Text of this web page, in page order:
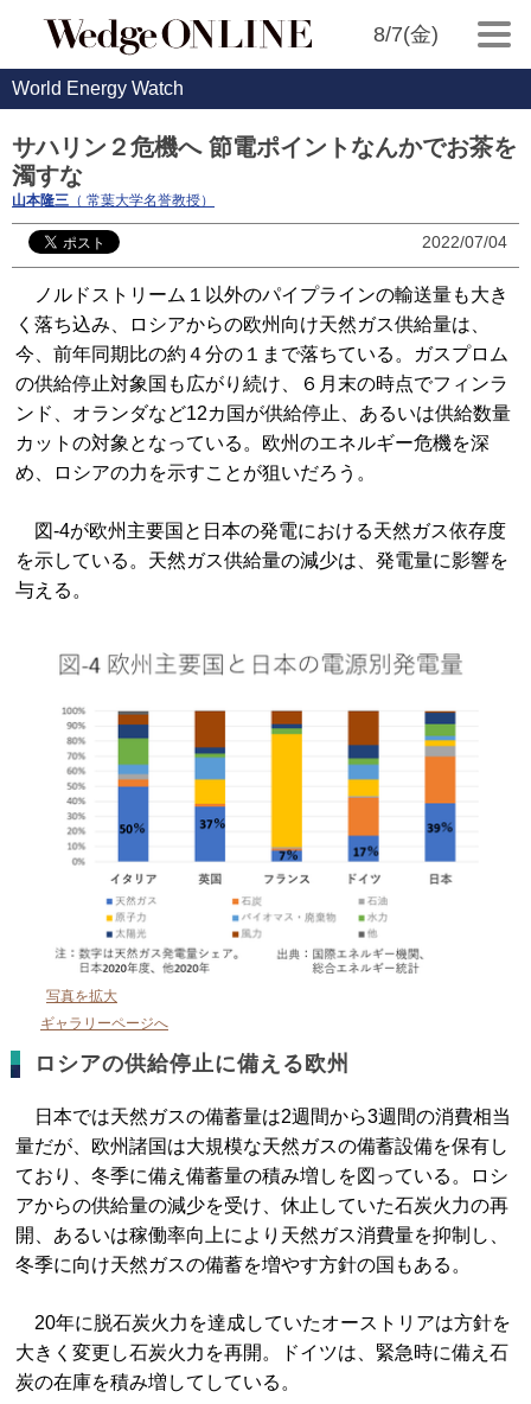
8/7(金)
World Energy Watch
サハリン２危機へ 節電ポイントなんかでお茶を
濁すな
山本隆三 （ 常葉大学名誉教授）
2022/07/04
ノルドストリーム１以外のパイプラインの輸送量も大き
く落ち込み、ロシアからの欧州向け天然ガス供給量は、
今、前年同期比の約４分の１まで落ちている。ガスプロム
の供給停止対象国も広がり続け、６月末の時点でフィンラ
ンド、オランダなど12カ国が供給停止、あるいは供給数量
カットの対象となっている。欧州のエネルギー危機を深
め、ロシアの力を示すことが狙いだろう。
図-4が欧州主要国と日本の発電における天然ガス依存度
を示している。天然ガス供給量の減少は、発電量に影響を
与える。
写真を拡大
ギャラリーページへ
ロシアの供給停止に備える欧州
日本では天然ガスの備蓄量は2週間から3週間の消費相当
量だが、欧州諸国は大規模な天然ガスの備蓄設備を保有し
ており、冬季に備え備蓄量の積み増しを図っている。ロシ
アからの供給量の減少を受け、休止していた石炭火力の再
開、あるいは稼働率向上により天然ガス消費量を抑制し、
冬季に向け天然ガスの備蓄を増やす方針の国もある。
20年に脱石炭火力を達成していたオーストリアは方針を
大きく変更し石炭火力を再開。ドイツは、緊急時に備え石
炭の在庫を積み増してしている。